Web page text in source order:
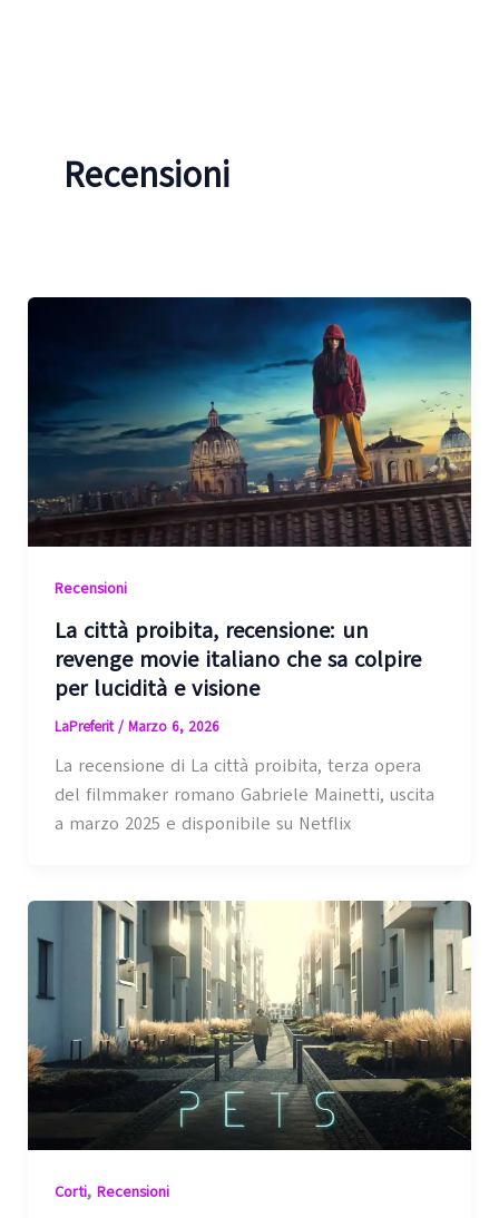
Recensioni
Recensioni
La città proibita, recensione: un
revenge movie italiano che sa colpire
per lucidità e visione
LaPreferit/ Marzo 6, 2026
La recensione di La città proibita, terza opera
del filmmaker romano Gabriele Mainetti, uscita
a marzo 2025 e disponibile su Netflix
Corti, Recensioni